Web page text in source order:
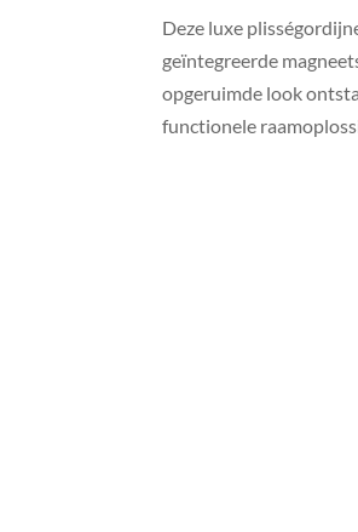
Deze luxe
geïntegreerde
opgeruimde look
functionele